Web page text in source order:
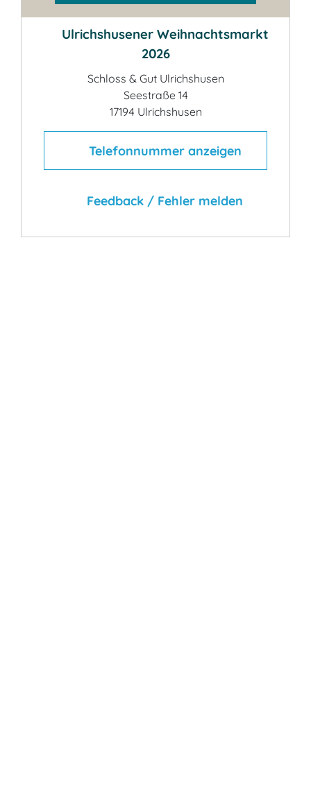
Ulrichshusener Weihnachtsmarkt
2026
Schloss & Gut Ulrichshusen
Seestraße 14
17194 Ulrichshusen
Telefonnummer anzeigen
Feedback / Fehler melden